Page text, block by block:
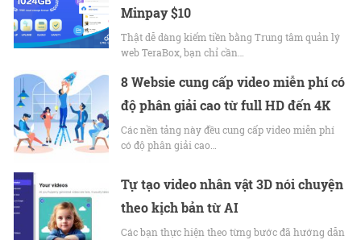
Minpay $10
Thật dễ dàng kiếm tiền bằng Trung tâm quản lý
web TeraBox, bạn chỉ cần…
8 Websie cung cấp video miễn phí có
độ phân giải cao từ full HD đến 4K
Các nền tảng này đều cung cấp video miễn phí
có độ phân giải cao…
Tự tạo video nhân vật 3D nói chuyện
theo kịch bản từ AI
Các bạn thực hiện theo từng bước đã hướng dẫn